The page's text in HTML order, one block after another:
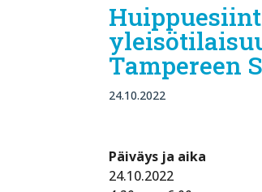
Tampereen
24.10.2022
Päiväys ja aika
24.10.2022